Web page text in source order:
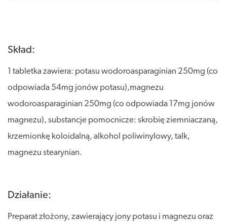
Skład:
1 tabletka zawiera: potasu wodoroasparaginian 250mg (co
odpowiada 54mg jonów potasu),magnezu
wodoroasparaginian 250mg (co odpowiada 17mg jonów
magnezu), substancje pomocnicze: skrobię ziemniaczaną,
krzemionkę koloidalną, alkohol poliwinylowy, talk,
magnezu stearynian.
Działanie:
Preparat złożony, zawierający jony potasu i magnezu oraz